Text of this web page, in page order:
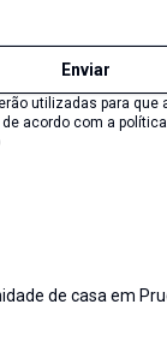
Enviar
utilizadas para que
acordo com a
de casa em